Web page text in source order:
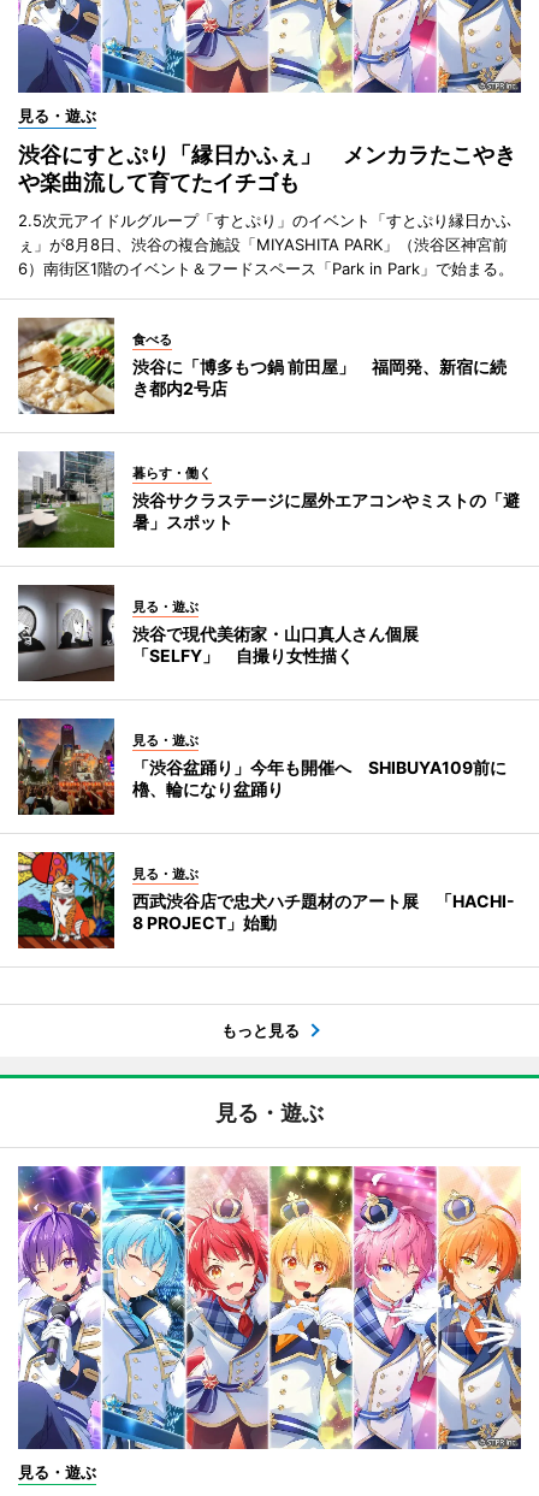
見る・遊ぶ
渋谷にすとぷり「縁日かふぇ」 メンカラたこやき
や楽曲流して育てたイチゴも
2.5次元アイドルグループ「すとぷり」のイベント「すとぷり縁日かふ
ぇ」が8月8日、渋谷の複合施設「MIYASHITA PARK」（渋谷区神宮前
6）南街区1階のイベント＆フードスペース「Park in Park」で始まる。
食べる
渋谷に「博多もつ鍋 前田屋」 福岡発、新宿に続
き都内2号店
暮らす・働く
渋谷サクラステージに屋外エアコンやミストの「避
暑」スポット
見る・遊ぶ
渋谷で現代美術家・山口真人さん個展
「SELFY」 自撮り女性描く
見る・遊ぶ
「渋谷盆踊り」今年も開催へ SHIBUYA109前に
櫓、輪になり盆踊り
見る・遊ぶ
西武渋谷店で忠犬ハチ題材のアート展 「HACHI-
8 PROJECT」始動
もっと見る
見る・遊ぶ
見る・遊ぶ